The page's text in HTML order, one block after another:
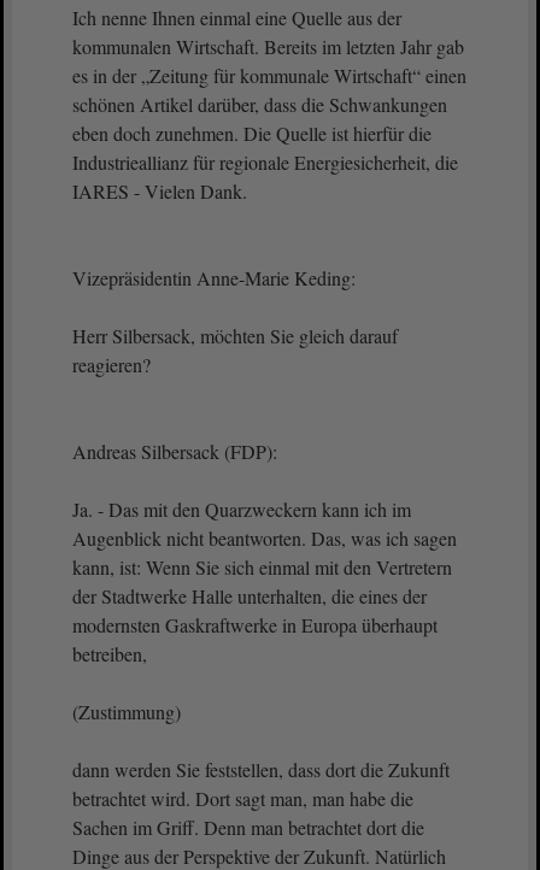
Ich nenne Ihnen einmal eine Quelle aus der
kommunalen Wirtschaft. Bereits im letzten Jahr gab
es in der „Zeitung für kommunale Wirtschaft“ einen
schönen Artikel darüber, dass die Schwankungen
eben doch zunehmen. Die Quelle ist hierfür die
Industrieallianz für regionale Energiesicherheit, die
IARES - Vielen Dank.
Vizepräsidentin Anne-Marie Keding:
Herr Silbersack, möchten Sie gleich darauf
reagieren?
Andreas Silbersack (FDP):
Ja. - Das mit den Quarzweckern kann ich im
Augenblick nicht beantworten. Das, was ich sagen
kann, ist: Wenn Sie sich einmal mit den Vertretern
der Stadtwerke Halle unterhalten, die eines der
modernsten Gaskraftwerke in Europa überhaupt
betreiben,
(Zustimmung)
dann werden Sie feststellen, dass dort die Zukunft
betrachtet wird. Dort sagt man, man habe die
Sachen im Griff. Denn man betrachtet dort die
Dinge aus der Perspektive der Zukunft. Natürlich